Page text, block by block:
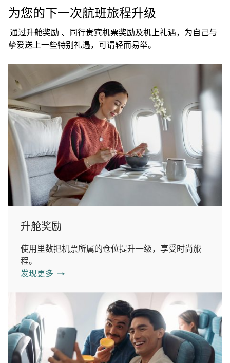
为您的下一次航班旅程升级
通过升舱奖励 、同行贵宾机票奖励及机上礼遇，为自己与
挚爱送上一些特别礼遇，可谓轻而易举。
升舱奖励
使用里数把机票所属的仓位提升一级，享受时尚旅
程。
发现更多